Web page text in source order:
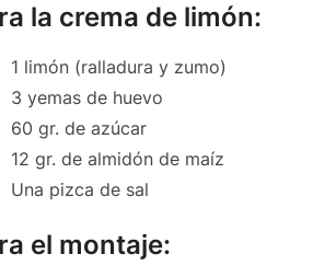
la crema de limón:
1 limón (ralladura y zumo)
3 yemas de huevo
60 gr. de azúcar
12 gr. de almidón de maíz
Una pizca de sal
el montaje: